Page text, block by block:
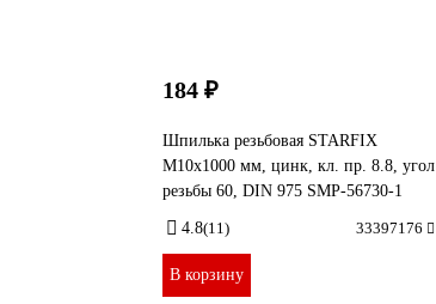
184 ₽
Шпилька резьбовая STARFIX
М10x1000 мм, цинк, кл. пр. 8.8, угол
резьбы 60, DIN 975 SMP-56730-1
4.8(11) 33397176
В корзину